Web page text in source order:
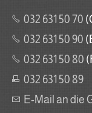
032 631 50 70
032 631 50 90
032 631 50 80
032 631 50 89
E-Mail an die